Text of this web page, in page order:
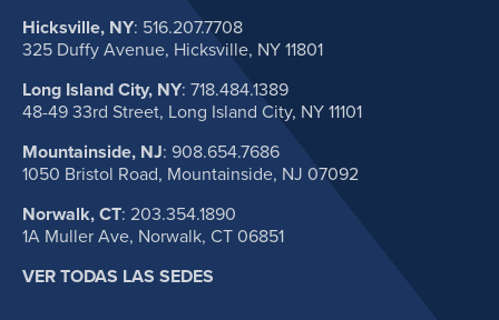
Hicksville, NY: 516.207.7708
325 Duffy Avenue, Hicksville, NY 11801
Long Island City, NY: 718.484.1389
48-49 33rd Street, Long Island City, NY 11101
Mountainside, NJ: 908.654.7686
1050 Bristol Road, Mountainside, NJ 07092
Norwalk, CT: 203.354.1890
1A Muller Ave, Norwalk, CT 06851
VER TODAS LAS SEDES